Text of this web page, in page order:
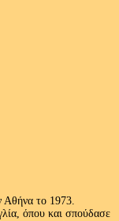
Αθήνα το 1973.
όπου και σπούδασε